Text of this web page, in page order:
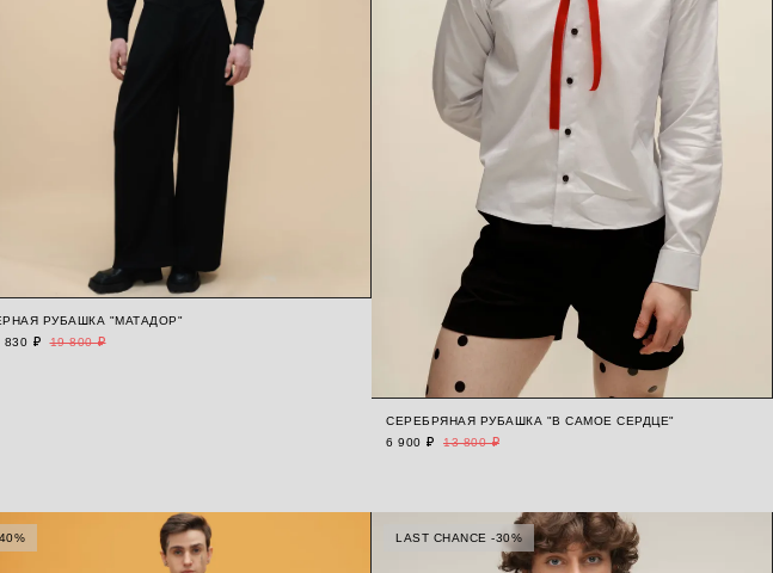
РУБАШКА "МАТАДОР"
830 ₽
19 800 ₽
СЕРЕБРЯНАЯ РУБАШКА "В САМОЕ СЕРДЦЕ"
6 900 ₽
13 800 ₽
LAST CHANCE -30%